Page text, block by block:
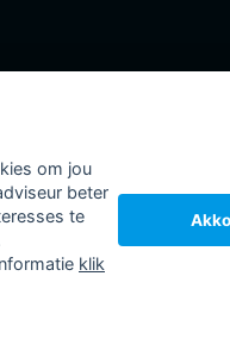
om jou
beter
te
klik